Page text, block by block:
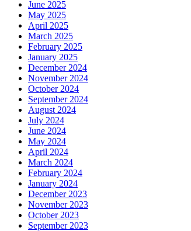
June 2025
May 2025
April 2025
March 2025
February 2025
January 2025
December 2024
November 2024
October 2024
September 2024
August 2024
July 2024
June 2024
May 2024
April 2024
March 2024
February 2024
January 2024
December 2023
November 2023
October 2023
September 2023